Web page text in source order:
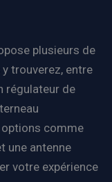
plusieurs de
trouverez, entre
régulateur de
options comme
une antenne
votre expérience